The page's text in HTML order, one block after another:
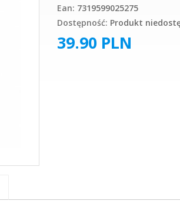
Ean: 7319599025275
Dostępność: Produkt
39.90 PLN